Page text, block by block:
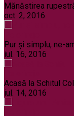
Mănăstirea
oct. 2, 2016
Pur şi simplu, ne-
iul. 16, 2016
Acasă la Schitul
iul. 14, 2016